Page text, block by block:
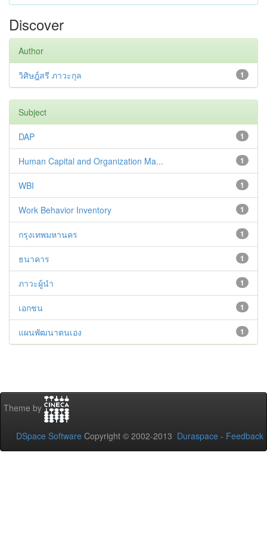
Discover
Author
1
วิศิษฎ์สรี ภาวะกุล
Subject
1
DAP
1
Human Capital and Organization Ma...
1
WBI
1
Work Behavior Inventory
1
กรุงเทพมหานคร
1
ธนาคาร
1
ภาวะผู้นำ
1
เอกชน
1
แผนพัฒนาตนเอง
Theme by
DSpace Software Copyright © 2002-2013 Duraspace - Feedback